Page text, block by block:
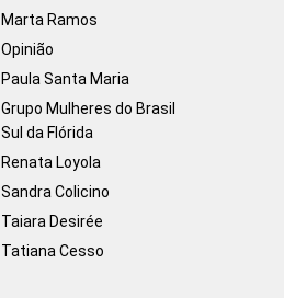
Marta Ramos
Opinião
Paula Santa Maria
Grupo Mulheres do Brasil
Sul da Flórida
Renata Loyola
Sandra Colicino
Taiara Desirée
Tatiana Cesso